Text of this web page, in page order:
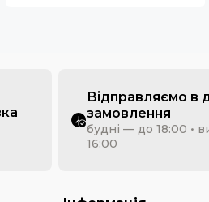
Відправляємо в
замовлення
будні — до 18:00 •
16:00